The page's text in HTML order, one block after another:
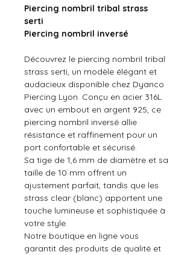
Piercing nombril tribal strass
serti
Piercing nombril inversé
Découvrez le piercing nombril tribal
strass serti, un modèle élégant et
audacieux disponible chez Dyanco
Piercing Lyon. Conçu en acier 316L
avec un embout en argent 925, ce
piercing nombril inversé allie
résistance et raffinement pour un
port confortable et sécurisé.
Sa tige de 1,6 mm de diamètre et sa
taille de 10 mm offrent un
ajustement parfait, tandis que les
strass clear (blanc) apportent une
touche lumineuse et sophistiquée à
votre style.
Notre boutique en ligne vous
garantit des produits de qualité et